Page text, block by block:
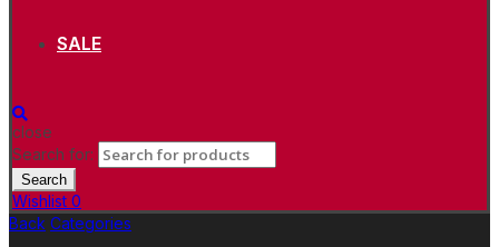
SALE
close
Search for:
Search
Wishlist 0
Back Categories